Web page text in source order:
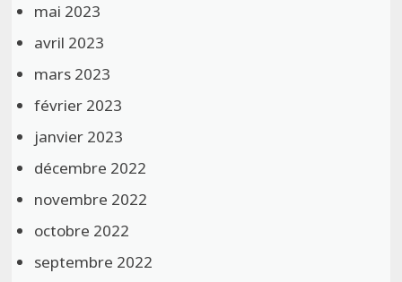
mai 2023
avril 2023
mars 2023
février 2023
janvier 2023
décembre 2022
novembre 2022
octobre 2022
septembre 2022